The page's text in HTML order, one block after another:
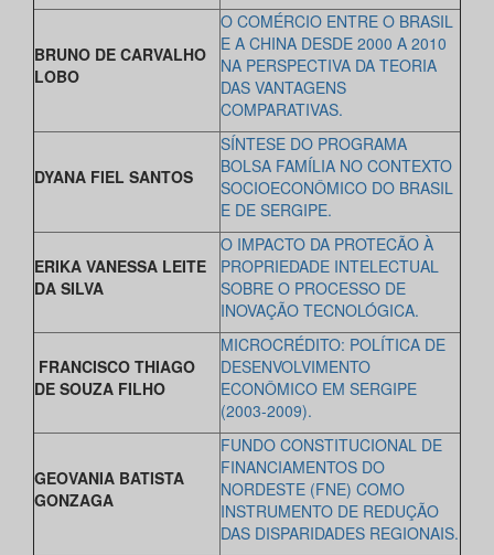
BRUNO DE CARVALHO
LOBO
O COMÉRCIO ENTRE O BRASIL
E A CHINA DESDE 2000 A 2010
NA PERSPECTIVA DA TEORIA
DAS VANTAGENS
COMPARATIVAS.
DYANA FIEL SANTOS
SÍNTESE DO PROGRAMA
BOLSA FAMÍLIA NO CONTEXTO
SOCIOECONÔMICO DO BRASIL
E DE SERGIPE.
ERIKA VANESSA LEITE
DA SILVA
O IMPACTO DA PROTECÃO À
PROPRIEDADE INTELECTUAL
SOBRE O PROCESSO DE
INOVAÇÃO TECNOLÓGICA.
FRANCISCO THIAGO
DE SOUZA FILHO
MICROCRÉDITO: POLÍTICA DE
DESENVOLVIMENTO
ECONÔMICO EM SERGIPE
(2003-2009).
GEOVANIA BATISTA
GONZAGA
FUNDO CONSTITUCIONAL DE
FINANCIAMENTOS DO
NORDESTE (FNE) COMO
INSTRUMENTO DE REDUÇÃO
DAS DISPARIDADES REGIONAIS.